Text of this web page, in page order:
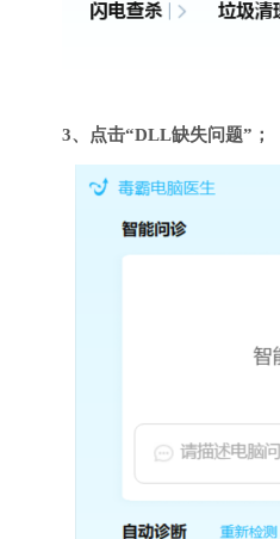
3、点击“DLL缺失问题”；